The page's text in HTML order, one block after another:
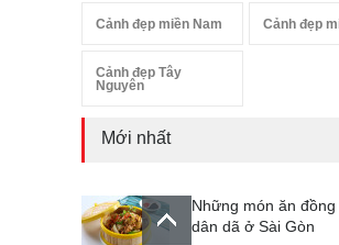
Cảnh đẹp miền Nam Cảnh đẹp
Cảnh đẹp Tây
Nguyên
Mới nhất
Những món ăn đồng
dân dã ở Sài Gòn